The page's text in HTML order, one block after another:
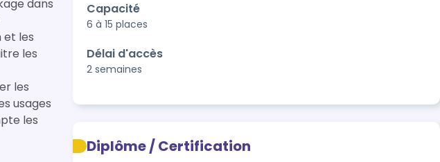
Capacité
6 à 15 places
Délai d'accès
2 semaines
Diplôme / Certification